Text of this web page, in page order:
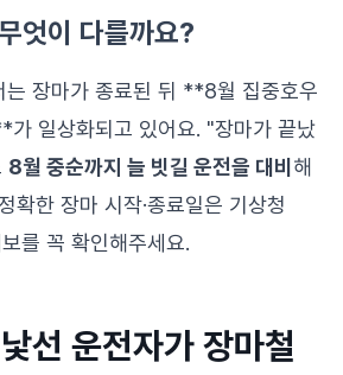
엇이 다를까요?
는 장마가 종료된 뒤 **8월 집중호우
일상화되고 있어요. "장마가 끝났
8월 중순까지 늘 빗길 운전을 대비 해
확한 장마 시작·종료일은 기상청
를 꼭 확인해주세요.
선 운전자가 장마철